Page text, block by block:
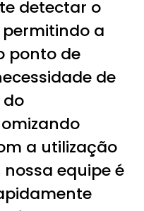
detectar o
a
ponto de
de
a utilização
equipe é